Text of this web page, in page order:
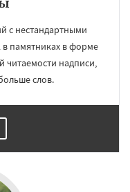
с нестандартными
памятниках в форме
читаемости надписи,
слов.